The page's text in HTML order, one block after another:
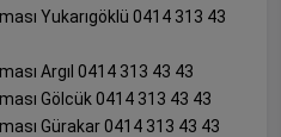
Yukarıgöklü 0414 313 43
Argıl 0414 313 43 43
Gölcük 0414 313 43 43
Gürakar 0414 313 43 43